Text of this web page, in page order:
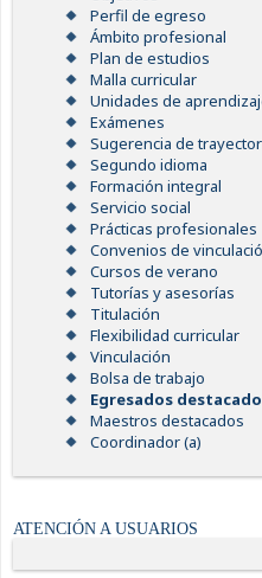
Perfil de egreso
Ámbito profesional
Plan de estudios
Malla curricular
Unidades de
Exámenes
Sugerencia de
Segundo idioma
Formación integral
Servicio social
Prácticas profesionales
Convenios de
Cursos de verano
Tutorías y asesorías
Titulación
Flexibilidad curricular
Vinculación
Bolsa de trabajo
Egresados
Maestros destacados
Coordinador (a)
ATENCIÓN A USUARIOS